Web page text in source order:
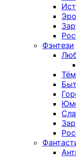
Фэнтези